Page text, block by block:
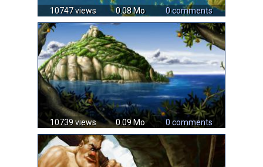
10747 views 0.08 Mo 0 comments
10739 views 0.09 Mo 0 comments